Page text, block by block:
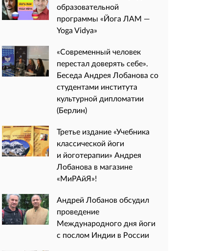
образовательной
программы «Йога ЛАМ —
Yoga Vidya»
«Современный человек
перестал доверять себе».
Беседа Андрея Лобанова со
студентами института
культурной дипломатии
(Берлин)
Третье издание «Учебника
классической йоги
и йоготерапии» Андрея
Лобанова в магазине
«МиРАйЯ»!
Андрей Лобанов обсудил
проведение
Международного дня йоги
с послом Индии в России